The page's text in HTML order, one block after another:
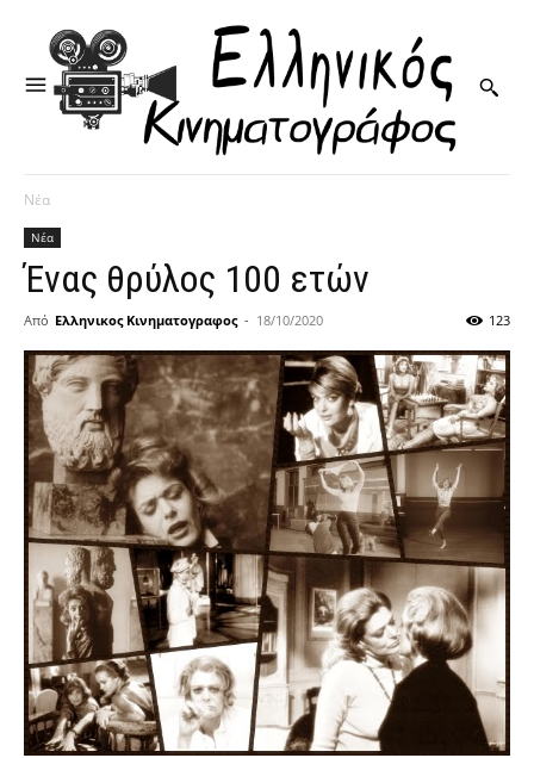
Νέα
Νέα
Ένας θρύλος 100 ετών
Από Ελληνικος Κινηματογραφος - 18/10/2020 123